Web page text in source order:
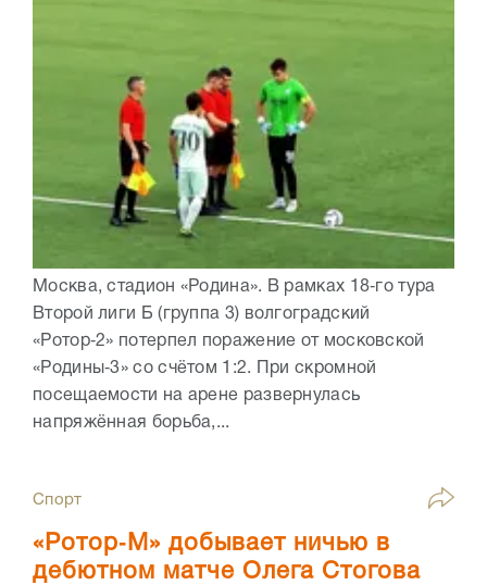
Москва, стадион «Родина». В рамках 18‑го тура
Второй лиги Б (группа 3) волгоградский
«Ротор‑2» потерпел поражение от московской
«Родины‑3» со счётом 1:2. При скромной
посещаемости на арене развернулась
напряжённая борьба,...
Спорт
«Ротор‑М» добывает ничью в
дебютном матче Олега Стогова